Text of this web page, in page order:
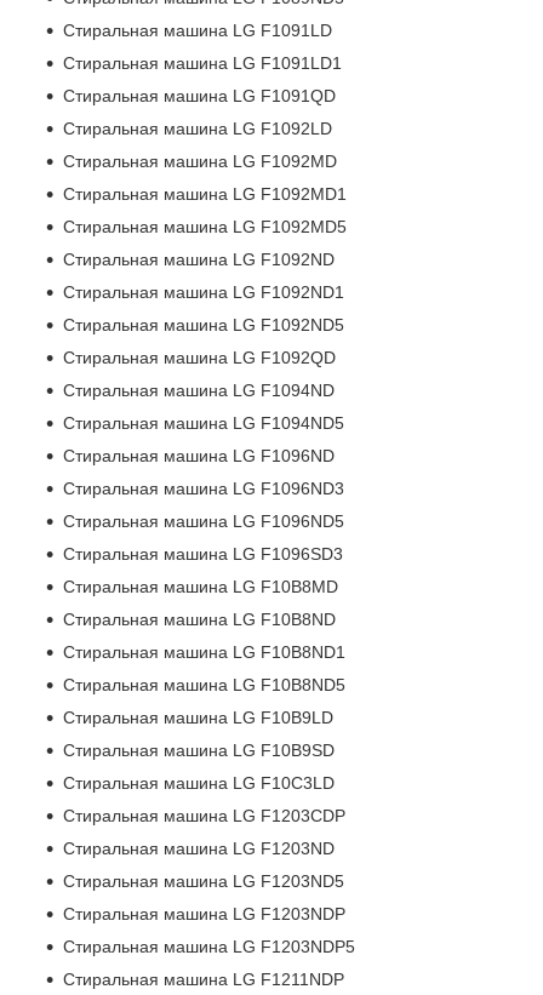
Стиральная машина LG F1091LD
Стиральная машина LG F1091LD1
Стиральная машина LG F1091QD
Стиральная машина LG F1092LD
Стиральная машина LG F1092MD
Стиральная машина LG F1092MD1
Стиральная машина LG F1092MD5
Стиральная машина LG F1092ND
Стиральная машина LG F1092ND1
Стиральная машина LG F1092ND5
Стиральная машина LG F1092QD
Стиральная машина LG F1094ND
Стиральная машина LG F1094ND5
Стиральная машина LG F1096ND
Стиральная машина LG F1096ND3
Стиральная машина LG F1096ND5
Стиральная машина LG F1096SD3
Стиральная машина LG F10B8MD
Стиральная машина LG F10B8ND
Стиральная машина LG F10B8ND1
Стиральная машина LG F10B8ND5
Стиральная машина LG F10B9LD
Стиральная машина LG F10B9SD
Стиральная машина LG F10C3LD
Стиральная машина LG F1203CDP
Стиральная машина LG F1203ND
Стиральная машина LG F1203ND5
Стиральная машина LG F1203NDP
Стиральная машина LG F1203NDP5
Стиральная машина LG F1211NDP